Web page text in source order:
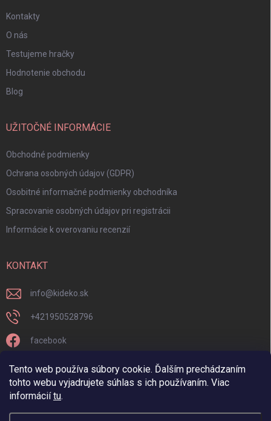
Tento web používa súbory cookie. Ďalším prechádzaním
tohto webu vyjadrujete súhlas s ich používaním. Viac
informáciítu.
Kontakty
O nás
Testujeme hračky
Hodnotenie obchodu
Blog
UŽITOČNÉ INFORMÁCIE
Obchodné podmienky
Ochrana osobných údajov (GDPR)
Osobitné informačné podmienky obchodníka
Spracovanie osobných údajov pri registrácii
Informácie k overovaniu recenzií
KONTAKT
info@kideko.sk
+421950528796
facebook
kideko.sk/